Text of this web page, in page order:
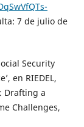
7 de julio de
Security
en RIEDEL,
Drafting a
Challenges,